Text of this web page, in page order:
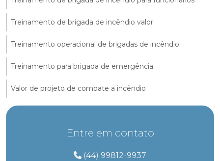
Treinamento de brigada de incêndio valor
Treinamento operacional de brigadas de incêndio
Treinamento para brigada de emergência
Valor de projeto de combate a incêndio
Entre em contato
(44) 99812-9937